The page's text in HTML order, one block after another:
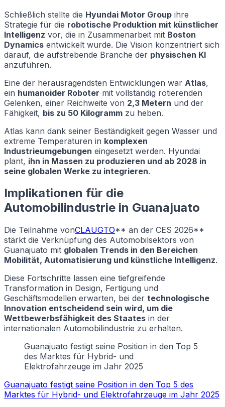
Schließlich stellte die Hyundai Motor Group ihre
Strategie für die robotische Produktion mit künstlicher
Intelligenz vor, die in Zusammenarbeit mit Boston
Dynamics entwickelt wurde. Die Vision konzentriert sich
darauf, die aufstrebende Branche der physischen KI
anzuführen.
Eine der herausragendsten Entwicklungen war Atlas,
ein humanoider Roboter mit vollständig rotierenden
Gelenken, einer Reichweite von 2,3 Metern und der
Fähigkeit, bis zu 50 Kilogramm zu heben.
Atlas kann dank seiner Beständigkeit gegen Wasser und
extreme Temperaturen in komplexen
Industrieumgebungen eingesetzt werden. Hyundai
plant, ihn in Massen zu produzieren und ab 2028 in
seine globalen Werke zu integrieren.
Implikationen für die
Automobilindustrie in Guanajuato
Die Teilnahme vonCLAUGTO** an der CES 2026**
stärkt die Verknüpfung des Automobilsektors von
Guanajuato mit globalen Trends in den Bereichen
Mobilität, Automatisierung und künstliche Intelligenz.
Diese Fortschritte lassen eine tiefgreifende
Transformation in Design, Fertigung und
Geschäftsmodellen erwarten, bei der technologische
Innovation entscheidend sein wird, um die
Wettbewerbsfähigkeit des Staates in der
internationalen Automobilindustrie zu erhalten.
Guanajuato festigt seine Position in den Top 5
des Marktes für Hybrid- und
Elektrofahrzeuge im Jahr 2025
Guanajuato festigt seine Position in den Top 5 des
Marktes für Hybrid- und Elektrofahrzeuge im Jahr 2025